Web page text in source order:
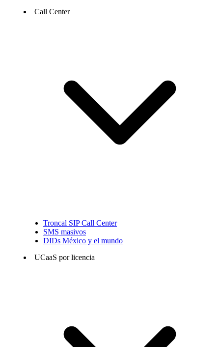
Call Center
Troncal SIP Call Center
SMS masivos
DIDs México y el mundo
UCaaS por licencia